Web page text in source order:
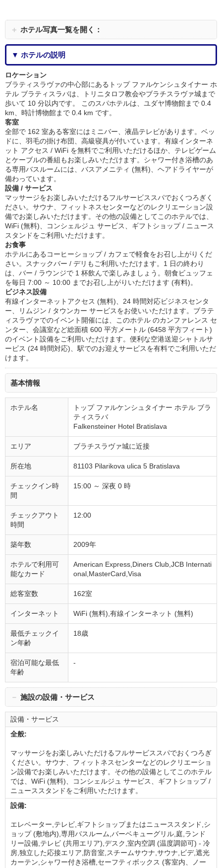
＋ ホテル写真一覧を開く：
▼ ホテルの説明
ロケーション
ブラティスラヴァの中心部にあるトップ ファルケンシュタイナー ホ
テル ブラティスラバは、トリニタロフ教会やブラチスラヴァ城まで
歩いて 10 分以内です。 このスパホテルは、ユダヤ博物館まで 0.4
km、時計博物館まで 0.4 km です。
客室
全部で 162 室ある客室にはミニバー、液晶テレビがあります。ベッ
ドに、羽毛の掛け布団、高級寝具が付いています。有線インターネ
ット アクセス / WiFi を無料でご利用いただけるほか、テレビゲーム
とケーブルの番組もお楽しみいただけます。シャワー付き浴槽のあ
る専用バスルームには、バスアメニティ (無料)、ヘアドライヤーが
備わっています。
設備 / サービス
マッサージをお楽しみいただけるフルサービススパでおくつろぎく
ださい。サウナ、フィットネスセンターなどのレクリエーション設
備でお楽しみいただけます。その他の設備としてこのホテルでは、
WiFi (無料)、コンシェルジュ サービス、ギフトショップ / ニュース
スタンドをご利用いただけます。
お食事
ホテルにあるコーヒーショップ / カフェで軽食をお召し上がりくだ
さい。スナックバー / デリもご利用いただけます。1 日の終わり
は、バー / ラウンジで 1 杯飲んで楽しみましょう。朝食ビュッフェ
を毎日 7:00 ～ 10:00 までお召し上がりいただけます (有料)。
ビジネス設備
有線インターネットアクセス (無料)、24 時間対応ビジネスセンタ
ー、リムジン / タウンカー サービスをお使いいただけます。ブラテ
ィスラヴァでのイベント開催には、このホテル のカンファレンス セ
ンター、会議室など総面積 600 平方メートル (6458 平方フィート)
のイベント設備をご利用いただけます。便利な空港送迎シャトルサ
ービス (24 時間対応)、駅でのお迎えサービスを有料でご利用いただ
けます。
基本情報
ホテル名
トップ ファルケンシュタイナー ホテル ブラ
ティスラバ
Falkensteiner Hotel Bratislava
エリア ブラチスラヴァ城に近接
所在地 81103 Pilarikova ulica 5 Bratislava
チェックイン時
間
15:00 ～ 深夜 0 時
チェックアウト
時間
12:00
築年数 2009年
ホテルで利用可
能なカード
American Express,Diners Club,JCB Internati
onal,MasterCard,Visa
総客室数 162室
インターネット WiFi (無料),有線インターネット (無料)
最低チェックイ
ン年齢
18歳
宿泊可能な最低
年齢
-
－ 施設の設備・サービス
設備・サービス
全般:
マッサージをお楽しみいただけるフルサービススパでおくつろぎ
ください。サウナ、フィットネスセンターなどのレクリエーショ
ン設備でお楽しみいただけます。その他の設備としてこのホテル
では、WiFi (無料)、コンシェルジュ サービス、ギフトショップ /
ニューススタンドをご利用いただけます。
設備:
エレベーター,テレビ,ギフトショップまたはニューススタンド,シ
ョップ (敷地内),専用バスルーム,バーベキューグリル,庭,ランド
リー設備,テレビ (共用エリア),デスク,室内空調 (温度調節可) - 冷
房,独立した応接エリア,防音室,スチームサウナ,サウナ,ビデ,遮光
カーテン,シャワー付き浴槽,セーフティボックス (客室内、ノー